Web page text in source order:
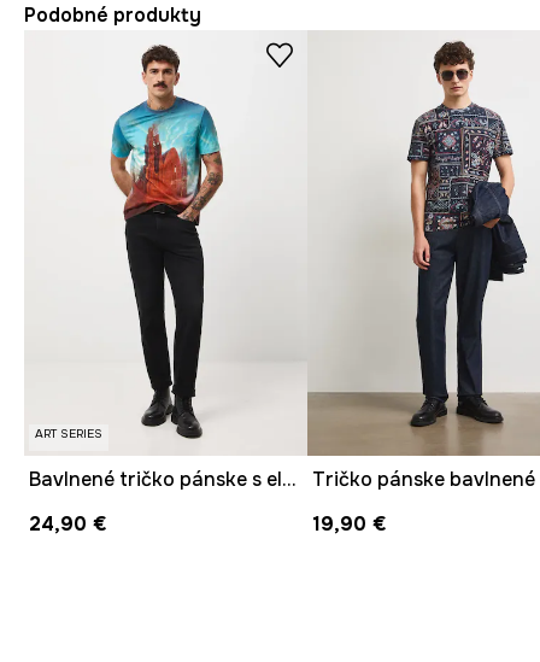
Podobné produkty
ART SERIES
Bavlnené tričko pánske s elastanom z kolekcie Zdzisław Beksiński x Medicine
24,90 €
19,90 €